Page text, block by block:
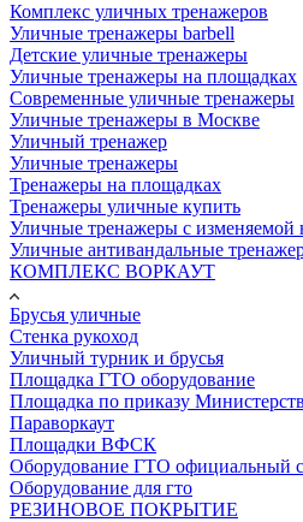
Комплекс уличных тренажеров
Уличные тренажеры barbell
Детские уличные тренажеры
Уличные тренажеры на площадках
Современные уличные тренажеры
Уличные тренажеры в Москве
Уличный тренажер
Уличные тренажеры
Тренажеры на площадках
Тренажеры уличные купить
Уличные тренажеры с изменяемой
Уличные антивандальные
КОМПЛЕКС ВОРКАУТ
Брусья уличные
Стенка рукоход
Уличный турник и брусья
Площадка ГТО оборудование
Площадка по приказу
Параворкаут
Площадки ВФСК
Оборудование ГТО официальный
Оборудование для гто
РЕЗИНОВОЕ ПОКРЫТИЕ